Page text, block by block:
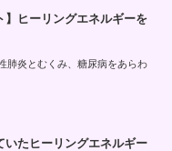
】ヒーリングエネルギーを
肺炎とむくみ、糖尿病をあらわ
いたヒーリングエネルギー